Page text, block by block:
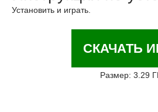
Установить и играть.
СКАЧАТЬ
Размер: 3.29